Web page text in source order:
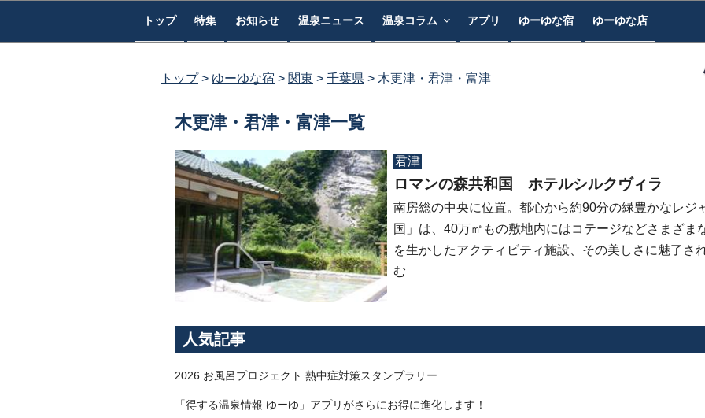
トップ 特集 お知らせ 温泉ニュース 温泉コラム アプリ ゆーゆな宿 ゆーゆな店
トップ ゆーゆな宿 関東 千葉県 木更津・君津・富津
木更津・君津・富津一覧
君津
ロマンの森共和国 ホテルシルクヴィラ
南房総の中央に位置。都心から約90分の緑豊かなレジ
国」は、40万㎡もの敷地内にはコテージなどさまざま
を生かしたアクティビティ施設、その美しさに魅了さ
む
人気記事
2026 お風呂プロジェクト 熱中症対策スタンプラリー
「得する温泉情報 ゆーゆ」アプリがさらにお得に進化します！